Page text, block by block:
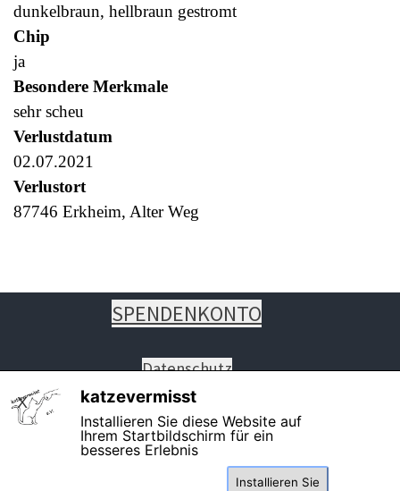
dunkelbraun, hellbraun gestromt
Chip
ja
Besondere Merkmale
sehr scheu
Verlustdatum
02.07.2021
Verlustort
87746 Erkheim, Alter Weg
PHONE: +49 8261 7460819 auch
SPENDENKONTO
Datenschutz
Impressum
katzevermisst
Installieren Sie diese Website auf
Ihrem Startbildschirm für ein
besseres Erlebnis
Installieren Sie
X